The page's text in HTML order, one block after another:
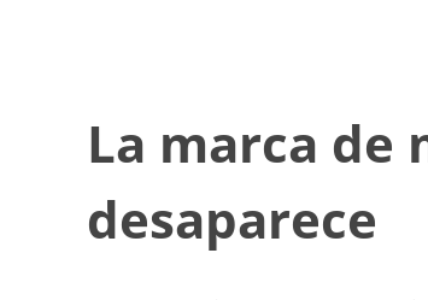
La marca de
desaparece